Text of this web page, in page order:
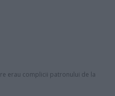
erau complicii patronului de la